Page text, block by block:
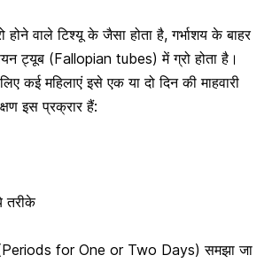
होने वाले टिश्यू के जैसा होता है,गर्भाशय के बाहर
ट्यूब (Fallopian tubes) में ग्रो होता है।
कई महिलाएं इसे एक या दो दिन की माहवारी
इस प्रक्रार हैं:
तरीके
(Periods for One or Two Days) समझा जा